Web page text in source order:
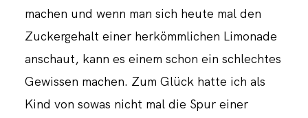
machen und wenn man sich heute mal den
Zuckergehalt einer herkömmlichen Limonade
anschaut, kann es einem schon ein schlechtes
Gewissen machen. Zum Glück hatte ich als
Kind von sowas nicht mal die Spur einer